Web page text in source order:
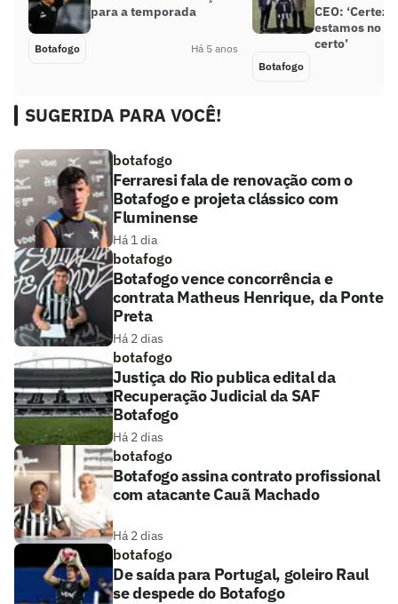
para a temporada
Botafogo Há 5 anos
CEO:
estamos no
certo’
Botafogo
SUGERIDA PARA VOCÊ!
botafogo
Ferraresi fala de renovação com o
Botafogo e projeta clássico com
Fluminense
Há 1 dia
botafogo
Botafogo vence concorrência e
contrata Matheus Henrique, da Ponte
Preta
Há 2 dias
botafogo
Justiça do Rio publica edital da
Recuperação Judicial da SAF
Botafogo
Há 2 dias
botafogo
Botafogo assina contrato profissional
com atacante Cauã Machado
Há 2 dias
botafogo
De saída para Portugal, goleiro Raul
se despede do Botafogo